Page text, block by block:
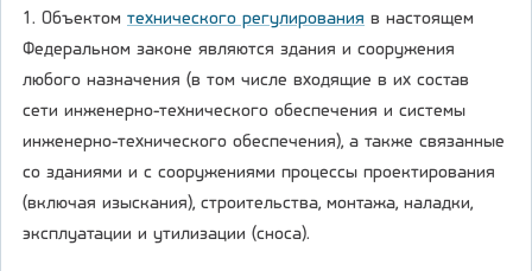
1. Объектом технического регулирования в настоящем
Федеральном законе являются здания и сооружения
любого назначения (в том числе входящие в их состав
сети инженерно-технического обеспечения и системы
инженерно-технического обеспечения), а также связанные
со зданиями и с сооружениями процессы проектирования
(включая изыскания), строительства, монтажа, наладки,
эксплуатации и утилизации (сноса).